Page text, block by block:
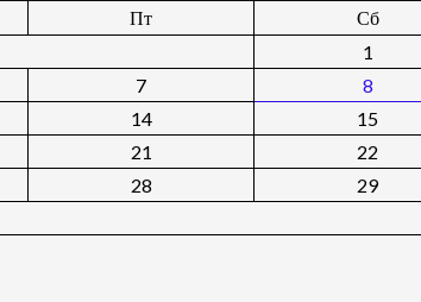
Пт Сб
1
7 8
14 15
21 22
28 29